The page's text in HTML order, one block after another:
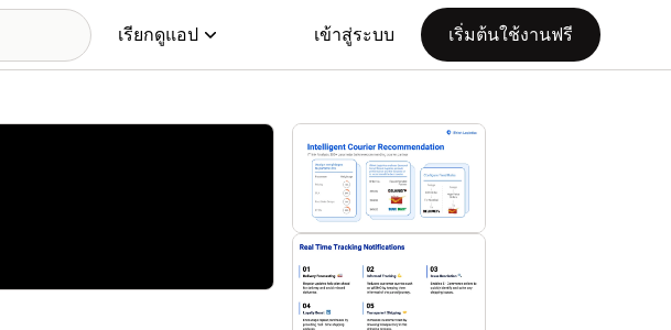
เรียกดูแอป เข้าสู่ระบบ เริ่มต้นใช้งานฟรี